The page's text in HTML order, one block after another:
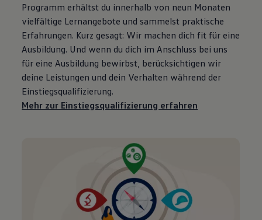
Programm erhältst du innerhalb von neun Monaten
vielfältige Lernangebote und sammelst praktische
Erfahrungen. Kurz gesagt: Wir machen dich fit für eine
Ausbildung. Und wenn du dich im Anschluss bei uns
für eine Ausbildung bewirbst, berücksichtigen wir
deine Leistungen und dein Verhalten während der
Einstiegsqualifizierung.
Mehr zur Einstiegsqualifizierung erfahren